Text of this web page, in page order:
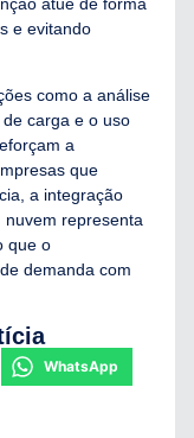
e evitando
como a análise
carga e o uso
a
que
a integração
representa
que o
demanda com
WhatsApp